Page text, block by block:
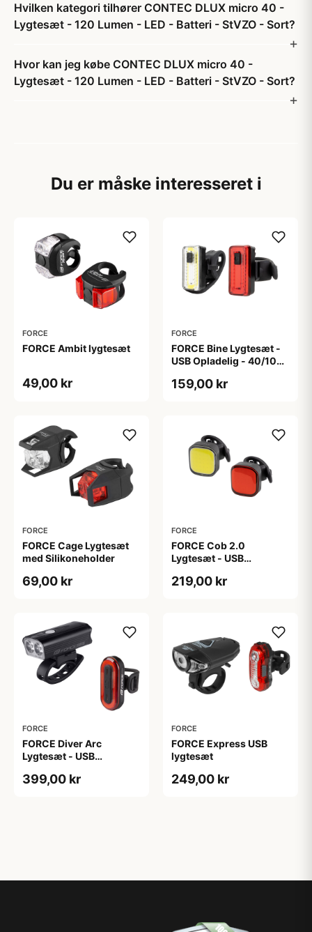
Hvilken kategori tilhører CONTEC DLUX micro 40 -
Lygtesæt - 120 Lumen - LED - Batteri - StVZO - Sort?
Hvor kan jeg købe CONTEC DLUX micro 40 -
Lygtesæt - 120 Lumen - LED - Batteri - StVZO - Sort?
Du er måske interesseret i
FORCE
FORCE Ambit lygtesæt
49,00 kr
FORCE
FORCE Bine Lygtesæt -
USB Opladelig - 40/10
159,00 kr
FORCE
FORCE Cage Lygtesæt
med Silikoneholder
69,00 kr
FORCE
FORCE Cob 2.0
Lygtesæt - USB
219,00 kr
FORCE
FORCE Diver Arc
Lygtesæt - USB
Lumen
399,00 kr
FORCE
FORCE Express USB
lygtesæt
249,00 kr